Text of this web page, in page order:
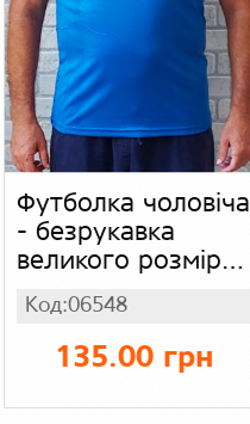
Футболка чоловіча
- безрукавка
великого розміру
для тренувань
батал, накат
adidas, трикотаж
Код:06548
135.00 грн